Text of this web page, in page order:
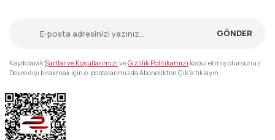
GÖNDER
KaydolarakŞartlar ve Koşullarımızı veGizlilik Politikamızı kabul etmiş olursunuz.
Devre dışı bırakmak için e-postalarımızda Abonelikten Çık'a tıklayın.